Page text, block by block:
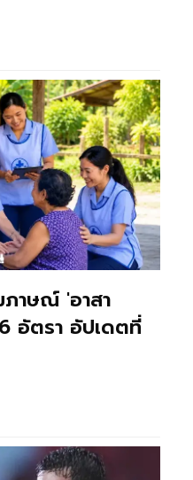
ภาษณ์ 'อาสา
อัตรา อัปเดตที่